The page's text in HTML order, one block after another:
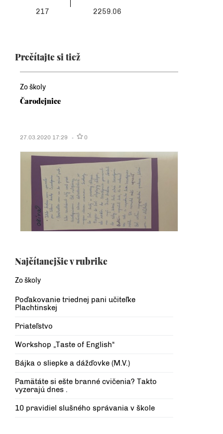
217
2259.06
Prečítajte si tiež
Zo školy
Čarodejnice
27.03.2020 17:29 0
Najčítanejšie v rubrike
Zo školy
Poďakovanie triednej pani učiteľke
Plachtinskej
Priateľstvo
Workshop „Taste of English“
Bájka o sliepke a dážďovke (M.V.)
Pamätáte si ešte branné cvičenia? Takto
vyzerajú dnes .
10 pravidiel slušného správania v škole